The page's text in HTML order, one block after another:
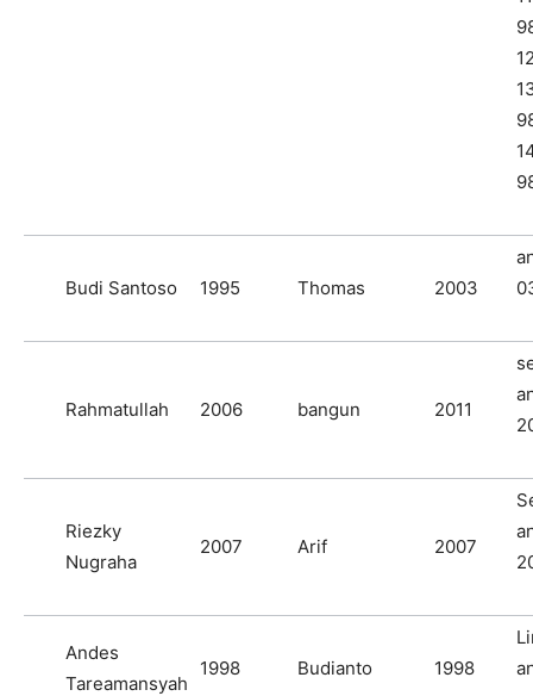
Budi Santoso 1995 Thomas 2003
Rahmatullah 2006 bangun 2011
Riezky
Nugraha
2007 Arif 2007
Andes
Tareamansyah
1998 Budianto 1998